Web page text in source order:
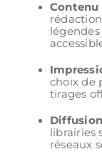
choix de
tirages
librairies
réseaux